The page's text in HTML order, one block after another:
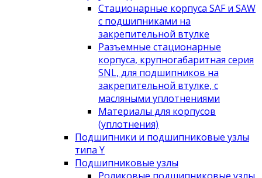
Стационарные корпуса SAF и SAW
с подшипниками на
закрепительной втулке
Разъемные стационарные
корпуса, крупногабаритная серия
SNL, для подшипников на
закрепительной втулке, с
масляными уплотнениями
Материалы для корпусов
(уплотнения)
Подшипники и подшипниковые узлы
типа Y
Подшипниковые узлы